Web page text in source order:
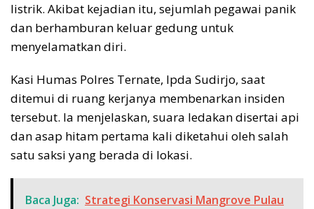
listrik. Akibat kejadian itu, sejumlah pegawai panik
dan berhamburan keluar gedung untuk
menyelamatkan diri.
Kasi Humas Polres Ternate, Ipda Sudirjo, saat
ditemui di ruang kerjanya membenarkan insiden
tersebut. Ia menjelaskan, suara ledakan disertai api
dan asap hitam pertama kali diketahui oleh salah
satu saksi yang berada di lokasi.
Baca Juga: Strategi Konservasi Mangrove Pulau